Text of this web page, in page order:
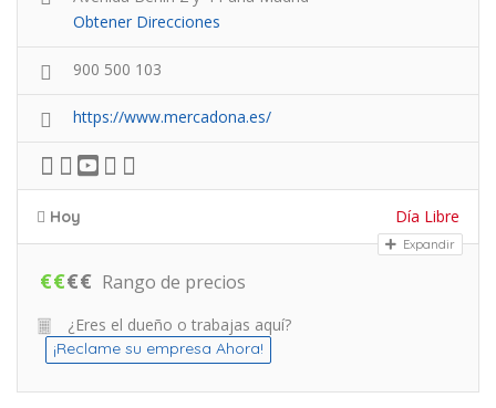
Obtener Direcciones
900 500 103
https://www.mercadona.es/
Hoy Día Libre
Expandir
€€€€ Rango de precios
¿Eres el dueño o trabajas aquí?
¡Reclame su empresa Ahora!